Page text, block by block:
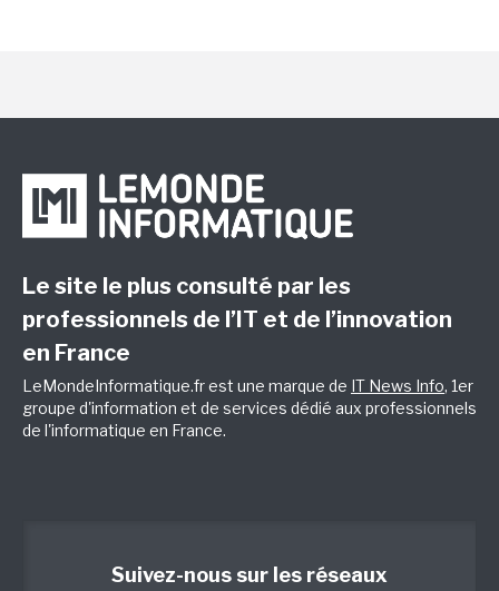
Le site le plus consulté par les
professionnels de l’IT et de l’innovation
en France
LeMondeInformatique.fr est une marque de IT News Info, 1er
groupe d'information et de services dédié aux professionnels
de l'informatique en France.
Suivez-nous sur les réseaux